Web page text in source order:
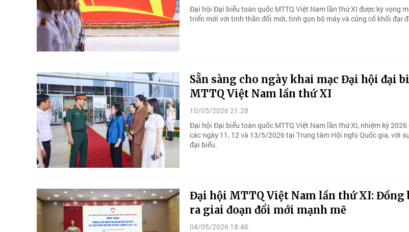
Đại hội Đại biểu toàn quốc MTTQ Việt Nam lần thứ XI được kỳ vọng
triển mới với tinh thần đổi mới, tinh gọn bộ máy và củng cố khối đại
Sẵn sàng cho ngày khai mạc Đại hội đại
MTTQ Việt Nam lần thứ XI
10/05/2026 21:28
Đại hội Đại biểu toàn quốc MTTQ Việt Nam lần thứ XI, nhiệm kỳ 2026
các ngày 11, 12 và 13/5/2026 tại Trung tâm Hội nghị Quốc gia, với
đại biểu.
Đại hội MTTQ Việt Nam lần thứ XI: Đồng
ra giai đoạn đổi mới mạnh mẽ
04/05/2026 18:46